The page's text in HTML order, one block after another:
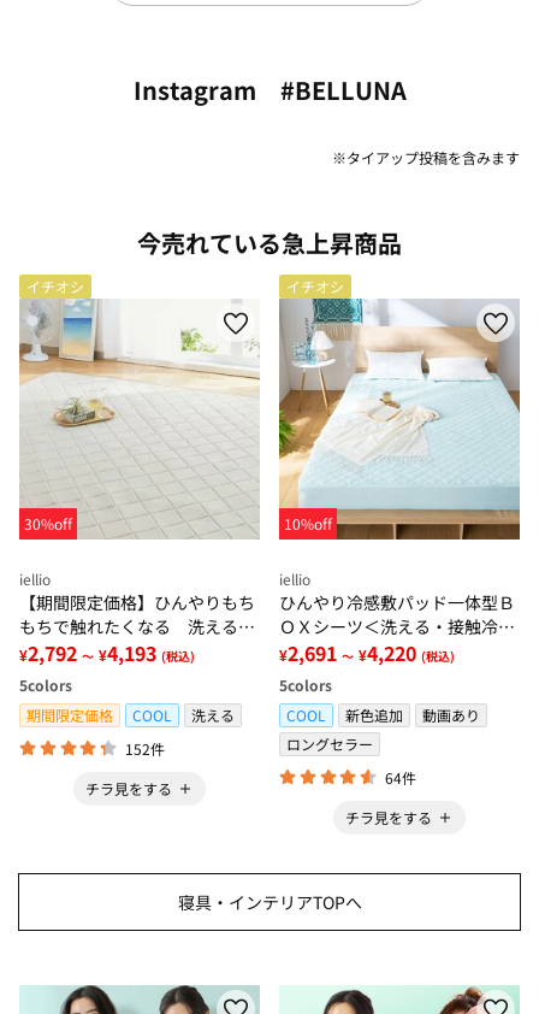
Instagram #BELLUNA
※タイアップ投稿を含みます
今売れている急上昇商品
イチオシ
30%off
iellio
【期間限定価格】ひんやりもち
もちで触れたくなる 洗えるラ
グ＜低反発・滑りにくい・接触
冷感・防ダニ・カーペット＞
¥2,792 ～ ¥4,193 (税込)
5colors
期間限定価格
COOL
洗える
152件
チラ見をする
イチオシ
10%off
iellio
ひんやり冷感敷パッド一体型Ｂ
ＯＸシーツ＜洗える・接触冷
感・抗菌防臭・時短・家事楽・
ボックスシーツ・寝苦しさ対策
＞
¥2,691 ～ ¥4,220 (税込)
5colors
COOL
新色追加
動画あり
ロングセラー
64件
チラ見をする
寝具・インテリアTOPへ